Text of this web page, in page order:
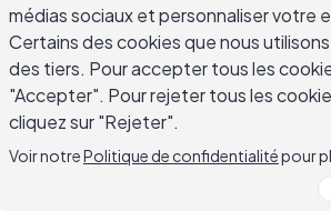
dont les paroles apparaissent sur la
ponctuation va à l'intérieur des
utiliser une virgule plutôt qu'un
gérer la parole interrompue, et ce
quand un personnage cite
bonne nouvelle est que la
suit un ensemble de modèles
médias sociaux et personnaliser votre
Certains des cookies que nous
des tiers. Pour accepter tous les
"Accepter". Pour rejeter tous les
cliquez sur "Rejeter".
Voir notrePolitique de confidentialitépour